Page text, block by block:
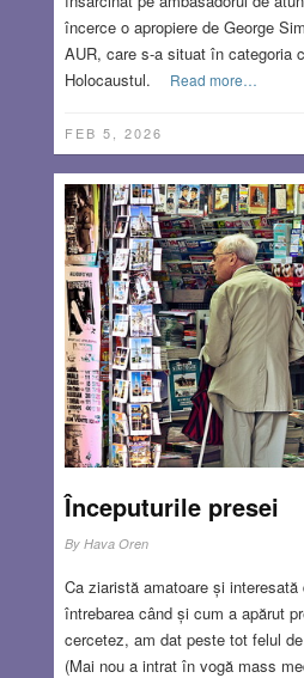
încerce o apropiere de George
AUR, care s-a situat în categoria
Holocaustul.
Read more…
FEB 5, 2026
Începuturile presei
By Hava Oren
Ca ziaristă amatoare și
întrebarea când și cum a apărut
cercetez, am dat peste tot felul
(Mai nou a intrat în vogă mass